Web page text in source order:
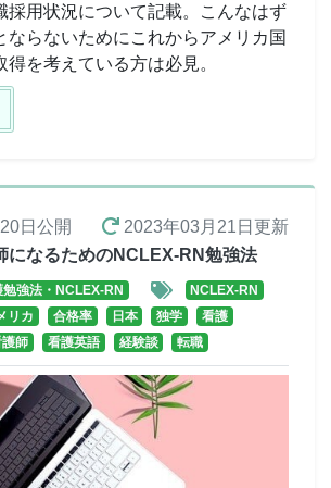
採用状況について記載。こんなはず
ならないためにこれからアメリカ国
得を考えている方は必見。
日 公開 2023年03月21日 更新
になるためのNCLEX-RN勉強法
勉強法・NCLEX-RN
NCLEX-RN
リカ 合格率 日本 独学
看護
護師 看護英語 経験談 転職